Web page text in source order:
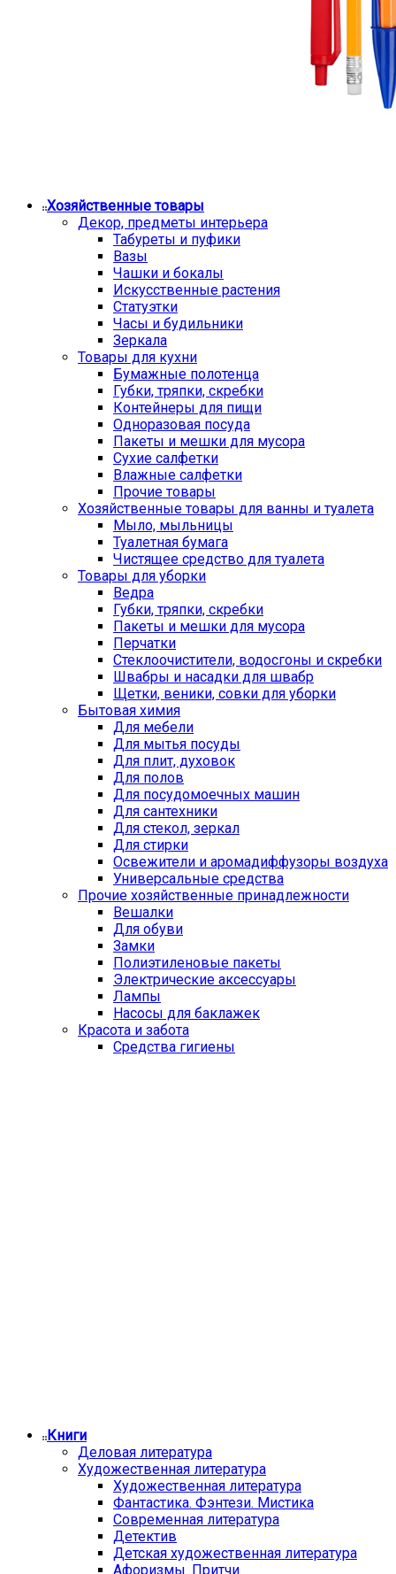
Хозяйственные товары
Декор, предметы интерьера
Табуреты и пуфики
Вазы
Чашки и бокалы
Искусственные растения
Статуэтки
Часы и будильники
Зеркала
Товары для кухни
Бумажные полотенца
Губки, тряпки, скребки
Контейнеры для пищи
Одноразовая посуда
Пакеты и мешки для мусора
Сухие салфетки
Влажные салфетки
Прочие товары
Хозяйственные товары для ванны и туалета
Мыло, мыльницы
Туалетная бумага
Чистящее средство для туалета
Товары для уборки
Ведра
Губки, тряпки, скребки
Пакеты и мешки для мусора
Перчатки
Стеклоочистители, водосгоны и скребки
Швабры и насадки для швабр
Щетки, веники, совки для уборки
Бытовая химия
Для мебели
Для мытья посуды
Для плит, духовок
Для полов
Для посудомоечных машин
Для сантехники
Для стекол, зеркал
Для стирки
Освежители и аромадиффузоры воздуха
Универсальные средства
Прочие хозяйственные принадлежности
Вешалки
Для обуви
Замки
Полиэтиленовые пакеты
Электрические аксессуары
Лампы
Насосы для баклажек
Красота и забота
Средства гигиены
Книги
Деловая литература
Художественная литература
Художественная литература
Фантастика. Фэнтези. Мистика
Современная литература
Детектив
Детская художественная литература
Афоризмы. Притчи